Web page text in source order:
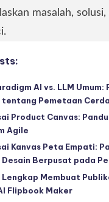
masalah, solusi,
AI vs. LLM Umum:
tentang Pemetaan
Product Canvas:
Agile
Kanvas Peta Empati:
Berpusat pada
Lengkap Membuat
Flipbook Maker